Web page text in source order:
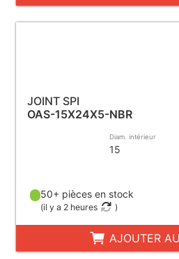
JOINT SPI
OAS-15X24X5-NBR
Diam. intérieur
15
50+ pièces en stock
(il y a 2 heures )
AJOUTER